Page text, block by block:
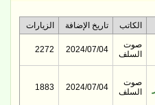
الكاتب تاريخ الإضافة الزيارات
صوت
السلف
2024/07/04
2272
صوت
السلف
2024/07/04
1883